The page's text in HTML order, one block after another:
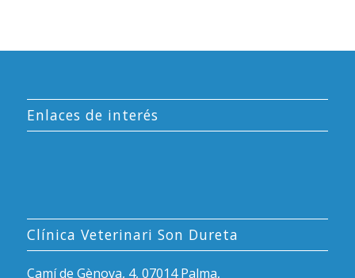
Enlaces de interés
Clínica Veterinari Son Dureta
Camí de Gènova, 4, 07014 Palma,